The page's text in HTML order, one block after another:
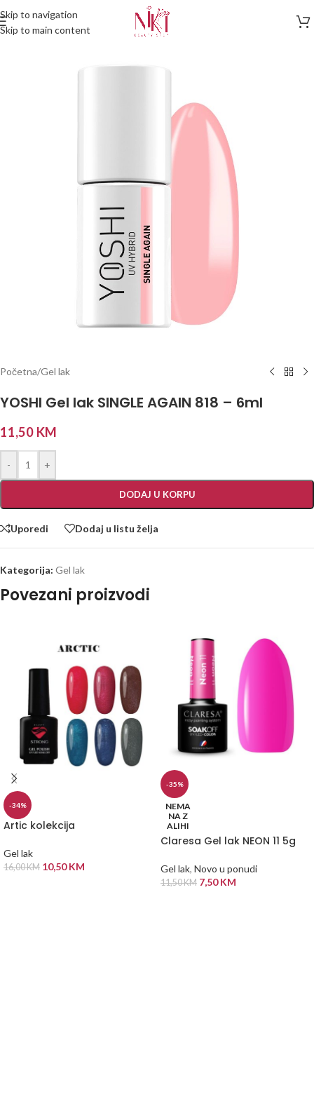
Skip to navigation
Skip to main content
Početna/Gel lak
YOSHI Gel lak SINGLE AGAIN 818 – 6ml
11,50 KM
- +
DODAJ U KORPU
Uporedi Dodaj u listu želja
Kategorija: Gel lak
Povezani proizvodi
-34%
Artic kolekcija
Gel lak
16,00KM 10,50KM
-35%
NEMA
NA Z
ALIHI
Claresa Gel lak NEON 11 5g
Gel lak, Novo u ponudi
11,50KM 7,50KM